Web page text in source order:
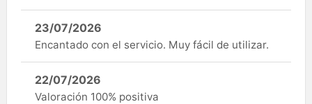
23/07/2026
Encantado con el servicio. Muy fácil de utilizar.
22/07/2026
Valoración 100% positiva